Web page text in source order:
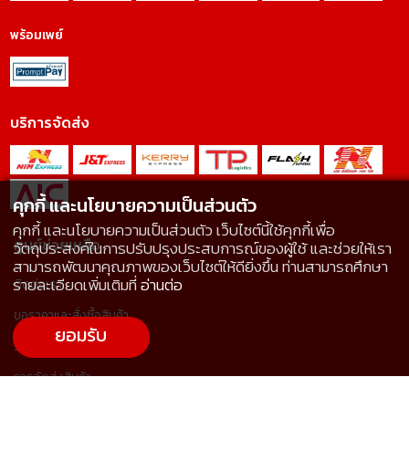
พร้อมเพย์
บริการจัดส่ง
ศูนย์ช่วยเหลือ
ติดต่อเรา
ขอราคาและสั่งซื้อสินค้า
ร้านค้า Offline
การจัดส่งสินค้า
คุกกี้ และนโยบายความเป็นส่วนตัว
คุกกี้ และนโยบายความเป็นส่วนตัว เว็บไซต์นี้ใช้คุกกี้เพื่อ
วัตถุประสงค์ในการปรับปรุงประสบการณ์ของผู้ใช้ และช่วยให้เรา
สามารถพัฒนาคุณภาพของเว็บไซต์ให้ดียิ่งขึ้น ท่านสามารถศึกษา
รายละเอียดเพิ่มเติมที่อ่านต่อ
ยอมรับ